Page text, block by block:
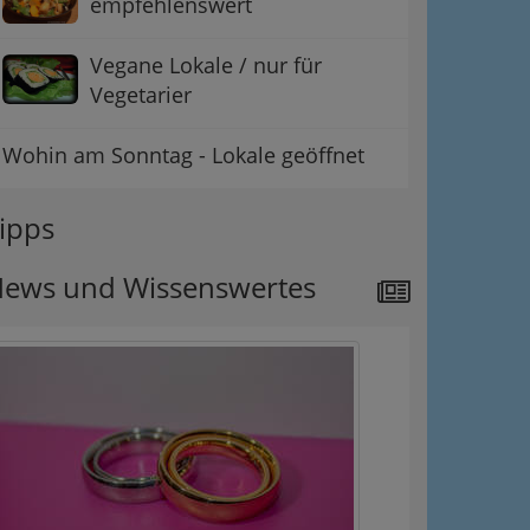
Vegane Lokale / nur für
Vegetarier
Wohin am Sonntag - Lokale geöffnet
und Wissenswertes